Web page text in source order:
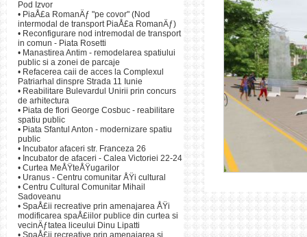
Pod Izvor
• PiaÅ£a RomanÄƒ "pe covor" (Nod
intermodal de transport PiaÅ£a RomanÄƒ)
• Reconfigurare nod intremodal de transport
in comun - Piata Rosetti
• Manastirea Antim - remodelarea spatiului
public si a zonei de parcaje
• Refacerea caii de acces la Complexul
Patriarhal dinspre Strada 11 Iunie
• Reabilitare Bulevardul Unirii prin concurs
de arhitectura
• Piata de flori George Cosbuc - reabilitare
spatiu public
• Piata Sfantul Anton - modernizare spatiu
public
• Incubator afaceri str. Franceza 26
• Incubator de afaceri - Calea Victoriei 22-24
• Curtea MeÅŸteÅŸugarilor
• Uranus - Centru comunitar ÅŸi cultural
• Centru Cultural Comunitar Mihail
Sadoveanu
• SpaÅ£ii recreative prin amenajarea ÅŸi
modificarea spaÅ£iilor publice din curtea si
vecinÄƒtatea liceului Dinu Lipatti
• SpaÅ£ii recreative prin amenajarea si
integrarea unor noi
Obiectivele
- - sporirea
caracterului de
- crearea unei
natural al
- definirea unei
- atragerea unui
- intensificarea
- menÅ£inerea,
activitÄƒÅ£i Ã®n
- facilitarea
parcÄƒri care sÄƒ
- completarea
strÄƒzilor istorice
Principalele
-InserÅ£ia